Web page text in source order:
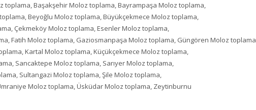
toplama, Başakşehir Moloz toplama, Bayrampaşa Moloz toplama,
Beyoğlu Moloz toplama, Büyükçekmece Moloz toplama,
Çekmeköy Moloz toplama, Esenler Moloz toplama,
Fatih Moloz toplama, Gaziosmanpaşa Moloz toplama, Güngören Moloz
Kartal Moloz toplama, Küçükçekmece Moloz toplama,
Sancaktepe Moloz toplama, Sarıyer Moloz toplama,
Sultangazi Moloz toplama, Şile Moloz toplama,
Moloz toplama, Üsküdar Moloz toplama, Zeytinburnu